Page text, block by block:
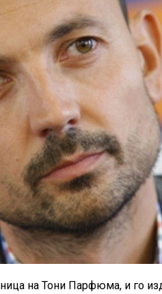
на Тони Парфюма, и го